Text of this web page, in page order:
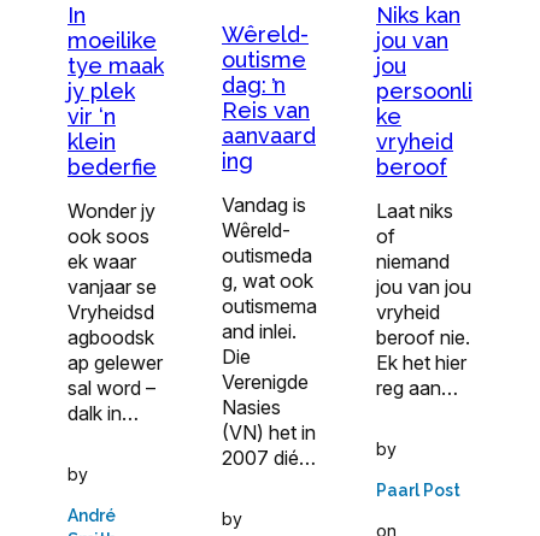
In
moeilike
tye maak
jy plek
vir ‘n
klein
bederfie
Wonder jy
ook soos
ek waar
vanjaar se
Vryheidsd
agboodsk
ap gelewer
sal word –
dalk in…
by
André
Wêreld-
outisme
dag: ŉ
Reis van
aanvaard
ing
Vandag is
Wêreld-
outismeda
g, wat ook
outismema
and inlei.
Die
Verenigde
Nasies
(VN) het in
2007 dié…
by
Niks kan
jou van
jou
persoonli
ke
vryheid
beroof
Laat niks
of
niemand
jou van jou
vryheid
beroof nie.
Ek het hier
reg aan…
by
Paarl Post
on